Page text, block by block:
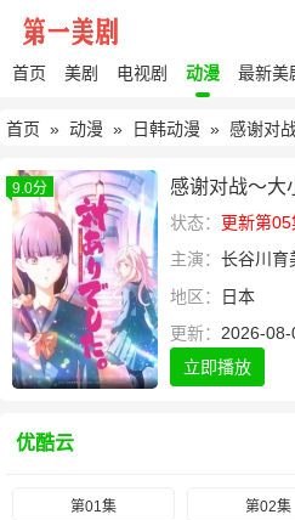
首页 美剧 电视剧 动漫 最新美
首页 » 动漫 » 日韩动漫 » 感谢对
9.0分 感谢对战～大
状态： 更新第05
主演： 长谷川育
地区：
日本
更新： 2026-
立即播放
优酷云
第01集 第02集